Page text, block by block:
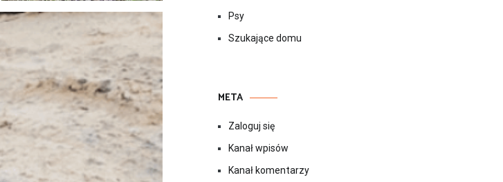
Psy
Szukające domu
META
Zaloguj się
Kanał wpisów
Kanał komentarzy